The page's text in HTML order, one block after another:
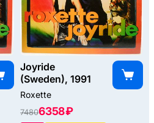
Joyride
(Sweden), 1991
Roxette
74806358 ₽